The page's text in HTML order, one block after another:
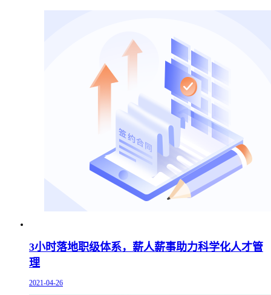
3小时落地职级体系，薪人薪事助力科学化人才管
理
2021-04-26